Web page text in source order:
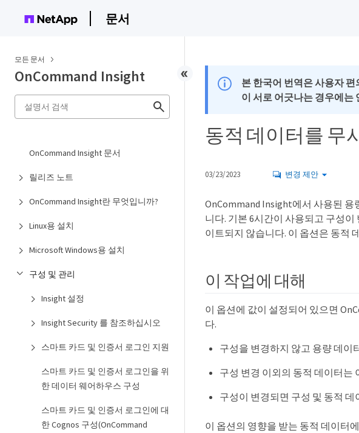
문서
모든 문서
OnCommand Insight
OnCommand Insight 문서
릴리즈 노트
OnCommand Insight란 무엇입니까?
Linux용 설치
Microsoft Windows용 설치
구성 및 관리
Insight 설정
Insight Security 를 참조하십시오
스마트 카드 및 인증서 로그인 지원
스마트 카드 및 인증서 로그인을 위
한 데이터 웨어하우스 구성
스마트 카드 및 인증서 로그인에 대
한 Cognos 구성(OnCommand
본 한국어 번역은 사용자
이 서로 어긋나는 경우에는
동적 데이터를 무
03/23/2023 변경 제안
OnCommand Insight에서 사용된 용
니다. 기본 6시간이 사용되고 구성
이트되지 않습니다. 이 옵션은 동적
이 작업에 대해
이 옵션에 값이 설정되어 있으면
다.
구성을 변경하지 않고 용량 데이
구성 변경 이외의 동적 데이터는
구성이 변경되면 구성 및 동적
이 옵션의 영향을 받는 동적 데이터